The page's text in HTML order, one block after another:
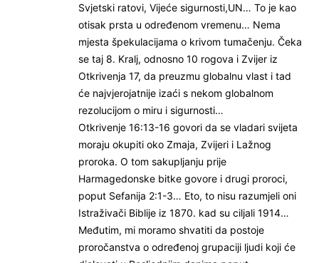
Svjetski ratovi, Vijeće sigurnosti,UN… To je kao
otisak prsta u određenom vremenu… Nema
mjesta špekulacijama o krivom tumačenju. Čeka
se taj 8. Kralj, odnosno 10 rogova i Zvijer iz
Otkrivenja 17, da preuzmu globalnu vlast i tad
će najvjerojatnije izaći s nekom globalnom
rezolucijom o miru i sigurnosti…
Otkrivenje 16:13-16 govori da se vladari svijeta
moraju okupiti oko Zmaja, Zvijeri i Lažnog
proroka. O tom sakupljanju prije
Harmagedonske bitke govore i drugi proroci,
poput Sefanija 2:1-3… Eto, to nisu razumjeli oni
Istraživači Biblije iz 1870. kad su ciljali 1914…
Međutim, mi moramo shvatiti da postoje
proročanstva o određenoj grupaciji ljudi koji će